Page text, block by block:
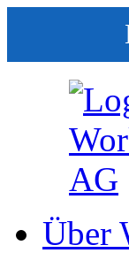
Über